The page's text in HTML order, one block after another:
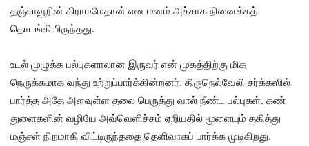
தஞ்சாவூரின் கிராமமேதான் என மனம் அச்சாக நினைக்கத்
தொடங்கியிருந்தது.
உடல் முழுக்க பல்புகளாலான இருவர் என் முகத்திற்கு மிக
நெருக்கமாக வந்து உற்றுப்பார்க்கின்றனர். திருநெல்வேலி சர்க்கஸில்
பார்த்த அதே அளவுள்ள தலை பெருத்து வால் நீண்ட பல்புகள். கண்
துளைகளின் வழியே அவ்வெளிச்சம் ஏறியதில் மூளையும் தகித்து
மஞ்சள் நிறமாகி விட்டிருந்ததை தெளிவாகப் பார்க்க முடிகிறது.